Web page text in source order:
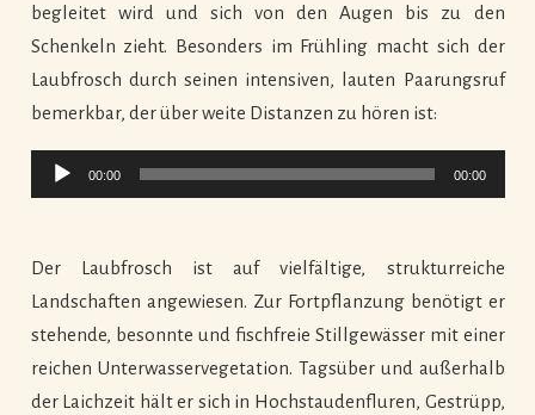
begleitet wird und sich von den Augen bis zu den
Schenkeln zieht. Besonders im Frühling macht sich der
Laubfrosch durch seinen intensiven, lauten Paarungsruf
bemerkbar, der über weite Distanzen zu hören ist:
Audio-
Player
00:00 00:00
Der Laubfrosch ist auf vielfältige, strukturreiche
Landschaften angewiesen. Zur Fortpflanzung benötigt er
stehende, besonnte und fischfreie Stillgewässer mit einer
reichen Unterwasservegetation. Tagsüber und außerhalb
der Laichzeit hält er sich in Hochstaudenfluren, Gestrüpp,